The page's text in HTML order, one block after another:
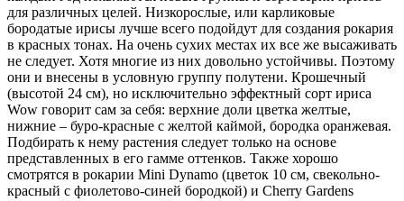
для различных целей. Низкорослые, или карликовые
бородатые ирисы лучше всего подойдут для создания рокария
в красных тонах. На очень сухих местах их все же высаживать
не следует. Хотя многие из них довольно устойчивы. Поэтому
они и внесены в условную группу полутени. Крошечный
(высотой 24 см), но исключительно эффектный сорт ириса
Wow говорит сам за себя: верхние доли цветка желтые,
нижние – буро-красные с желтой каймой, бородка оранжевая.
Подбирать к нему растения следует только на основе
представленных в его гамме оттенков. Также хорошо
смотрятся в рокарии Mini Dynamo (цветок 10 см, свекольно-
красный с фиолетово-синей бородкой) и Cherry Gardens